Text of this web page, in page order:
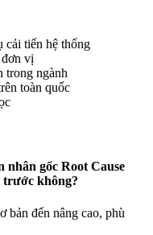
cải tiến hệ thống
đơn vị
trong ngành
toàn quốc
nhân gốc Root Cause
trước không?
bản đến nâng cao, phù